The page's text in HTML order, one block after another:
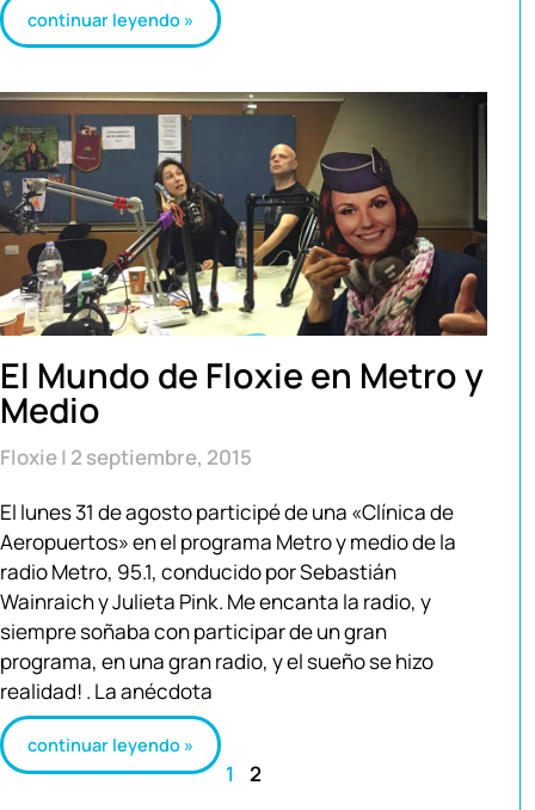
continuar leyendo »
El Mundo de Floxie en Metro y
Medio
Floxie 2 septiembre, 2015
El lunes 31 de agosto participé de una «Clínica de
Aeropuertos» en el programa Metro y medio de la
radio Metro, 95.1, conducido por Sebastián
Wainraich y Julieta Pink. Me encanta la radio, y
siempre soñaba con participar de un gran
programa, en una gran radio, y el sueño se hizo
realidad! . La anécdota
continuar leyendo »
1 2